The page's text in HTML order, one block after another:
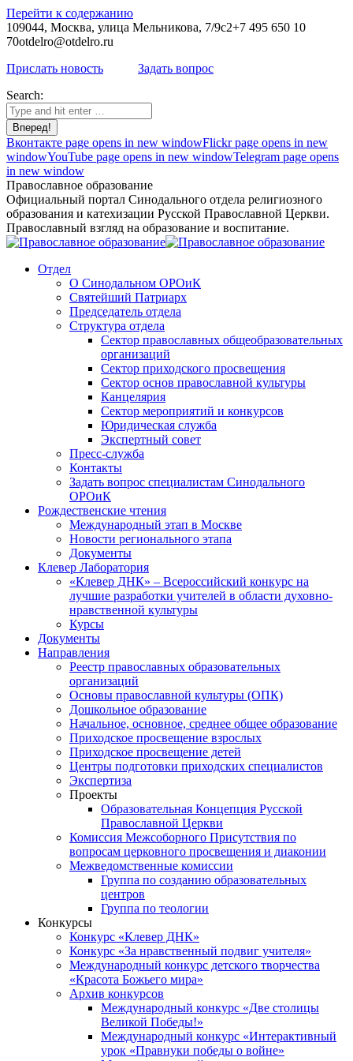
Перейти к содержанию
109044, Москва, улица Мельникова, 7/9с2+7 495 650 10
70otdelro@otdelro.ru
Прислать новость
Задать вопрос
Search:
Вконтакте page opens in new windowFlickr page opens in new
windowYouTube page opens in new windowTelegram page opens
in new window
Православное образование
Официальный портал Синодального отдела религиозного
образования и катехизации Русской Православной Церкви.
Православный взгляд на образование и воспитание.
Отдел
О Синодальном ОРОиК
Святейший Патриарх
Председатель отдела
Структура отдела
Сектор православных общеобразовательных
организаций
Сектор приходского просвещения
Сектор основ православной культуры
Канцелярия
Сектор мероприятий и конкурсов
Юридическая служба
Экспертный совет
Пресс-служба
Контакты
Задать вопрос специалистам Синодального
ОРОиК
Рождественские чтения
Международный этап в Москве
Новости регионального этапа
Документы
Клевер Лаборатория
«Клевер ДНК» – Всероссийский конкурс на
лучшие разработки учителей в области духовно-
нравственной культуры
Курсы
Документы
Направления
Реестр православных образовательных
организаций
Основы православной культуры (ОПК)
Дошкольное образование
Начальное, основное, среднее общее образование
Приходское просвещение взрослых
Приходское просвещение детей
Центры подготовки приходских специалистов
Экспертиза
Проекты
Образовательная Концепция Русской
Православной Церкви
Комиссия Межсоборного Присутствия по
вопросам церковного просвещения и диаконии
Межведомственные комиссии
Группа по созданию образовательных
центров
Группа по теологии
Конкурсы
Конкурс «Клевер ДНК»
Конкурс «За нравственный подвиг учителя»
Международный конкурс детского творчества
«Красота Божьего мира»
Архив конкурсов
Международный конкурс «Две столицы
Великой Победы!»
Международный конкурс «Интерактивный
урок «Правнуки победы о войне»